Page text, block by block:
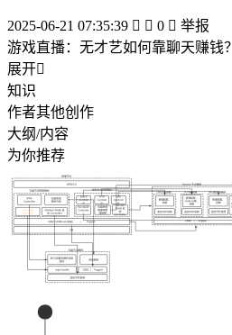
2025-06-21 07:35:39   0  举报
游戏直播：无才艺如何靠聊天赚钱？
展开
知识
作者其他创作
大纲/内容
为你推荐